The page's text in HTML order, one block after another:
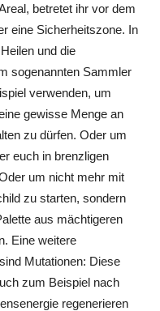
betretet ihr vor dem
eine Sicherheitszone. In
und die
sogenannten Sammler
verwenden, um
gewisse Menge an
zu dürfen. Oder um
euch in brenzligen
um nicht mehr mit
zu starten, sondern
aus mächtigeren
Eine weitere
Mutationen: Diese
zum Beispiel nach
regenerieren